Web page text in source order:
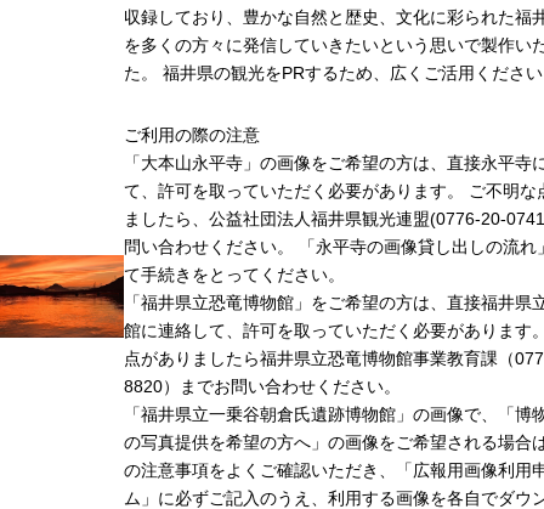
収録しており、豊かな自然と歴史、文化に彩られた福
を多くの方々に発信していきたいという思いで製作い
た。 福井県の観光をPRするため、広くご活用くださ
ご利用の際の注意
「大本山永平寺」の画像をご希望の方は、直接永平寺
て、許可を取っていただく必要があります。 ご不明な
ましたら、公益社団法人福井県観光連盟(0776-20-
問い合わせください。 「永平寺の画像貸し出しの流れ
て手続きをとってください。
「福井県立恐竜博物館」をご希望の方は、直接福井県
館に連絡して、許可を取っていただく必要があります
点がありましたら福井県立恐竜博物館事業教育課（
8820）までお問い合わせください。
「福井県立一乗谷朝倉氏遺跡博物館」の画像で、「博
の写真提供を希望の方へ」の画像をご希望される場合
の注意事項をよくご確認いただき、「広報用画像利用
ム」に必ずご記入のうえ、利用する画像を各自でダウ